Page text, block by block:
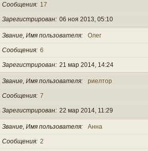
Сообщения 17
Зарегистрирован 06 ноя 2013, 05:10
Звание, Имя пользователя Олег
Сообщения 6
Зарегистрирован 21 мар 2014, 14:24
Звание, Имя пользователя риелтор
Сообщения 7
Зарегистрирован 22 мар 2014, 11:29
Звание, Имя пользователя Анна
Сообщения 2